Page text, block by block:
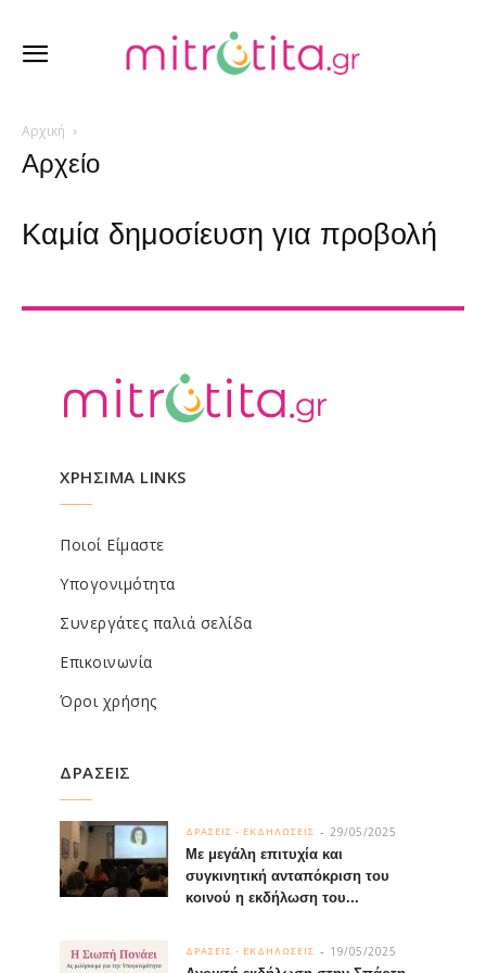
Αρχική
Αρχείο
Καμία δημοσίευση για προβολή
ΧΡΗΣΙΜΑ LINKS
Ποιοί Είμαστε
Υπογονιμότητα
Συνεργάτες παλιά σελίδα
Επικοινωνία
Όροι χρήσης
ΔΡΑΣΕΙΣ
Με μεγάλη επιτυχία και
συγκινητική ανταπόκριση του
κοινού η εκδήλωση του...
ΔΡΑΣΕΙΣ - ΕΚΔΗΛΩΣΕΙΣ 29/05/2025
ΔΡΑΣΕΙΣ - ΕΚΔΗΛΩΣΕΙΣ 19/05/2025